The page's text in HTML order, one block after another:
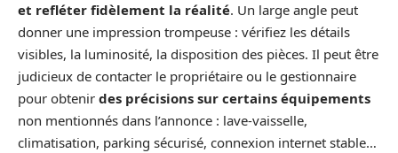
et refléter fidèlement la réalité. Un large angle peut
donner une impression trompeuse : vérifiez les détails
visibles, la luminosité, la disposition des pièces. Il peut être
judicieux de contacter le propriétaire ou le gestionnaire
pour obtenir des précisions sur certains équipements
non mentionnés dans l’annonce : lave-vaisselle,
climatisation, parking sécurisé, connexion internet stable…